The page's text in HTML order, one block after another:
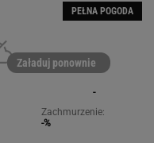
PEŁNA POGODA
Załaduj ponownie
-
Zachmurzenie:
-%